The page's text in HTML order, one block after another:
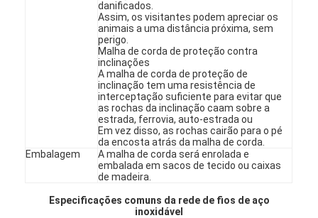
Falem agora.
Acero inoxidável X Tend Mesh
Ecrã de filtragem do extrusor
Pacote de tela de extrusão
Malha da corda de fio
danificados.
Assim, os visitantes podem apreciar os
animais a uma distância próxima, sem
perigo.
Malha de corda de proteção contra
inclinações
A malha de corda de proteção de
inclinação tem uma resistência de
interceptação suficiente para evitar que
as rochas da inclinação caam sobre a
estrada, ferrovia, auto-estrada ou
Em vez disso, as rochas cairão para o pé
da encosta atrás da malha de corda.
Embalagem
A malha de corda será enrolada e
embalada em sacos de tecido ou caixas
de madeira.
Especificações comuns da rede de fios de aço
inoxidável